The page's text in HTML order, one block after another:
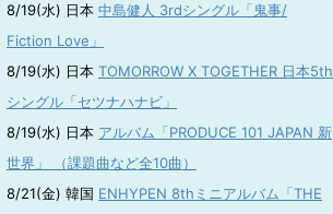
8/19(水) 日本 中島健人 3rdシングル「鬼事/
Fiction Love」
8/19(水) 日本 TOMORROW X TOGETHER 日本5th
シングル「セツナハナビ」
8/19(水) 日本 アルバム「PRODUCE 101 JAPAN 新
世界」 （課題曲など全10曲）
8/21(金) 韓国 ENHYPEN 8thミニアルバム「THE